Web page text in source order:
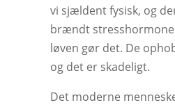
vi sjældent fysisk, og
brændt
løven gør det. De
og det er skadeligt.
Det moderne